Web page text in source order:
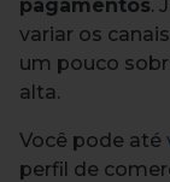
pagamentos.
variar os
um pouco
alta.
Você pode até
perfil de